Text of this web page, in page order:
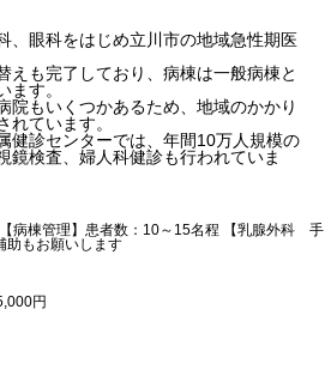
、眼科をはじめ立川市の地域急性期医
えも完了しており、病棟は一般病棟と
ます。
院もいくつかあるため、地域のかかり
れています。
健診センターでは、年間10万人規模の
鏡検査、婦人科健診も行われていま
【病棟管理】患者数：10～15名程 【乳腺外科 手
助もお願いします
円